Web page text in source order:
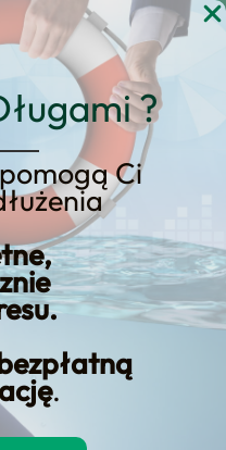
?
Ci
.
z
– Czy
jest możliwe,